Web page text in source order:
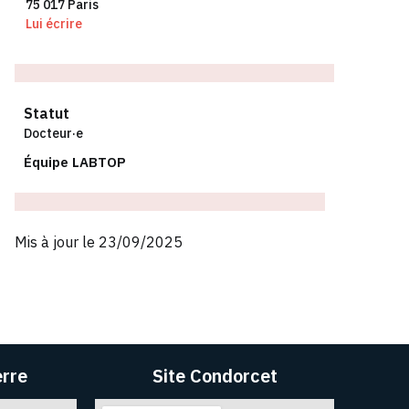
75 017 Paris
Lui écrire
Statut
Docteur·e
Équipe LABTOP
Mis à jour le 23/09/2025
Site Condorcet